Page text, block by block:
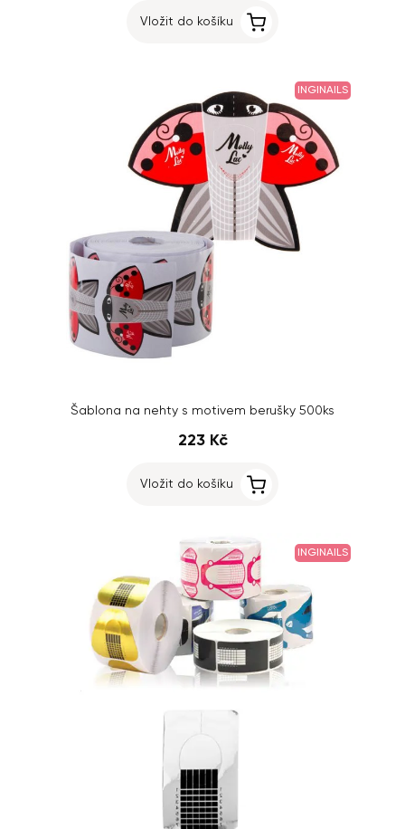
Vložit do košíku
INGINAILS
Šablona na nehty s motivem berušky 500ks
223 Kč
Vložit do košíku
INGINAILS